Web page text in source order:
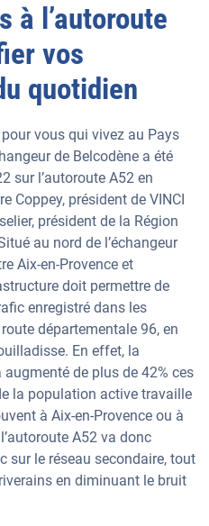
à l’autoroute
vos
quotidien
vous qui vivez au Pays
de Belcodène a été
sur l’autoroute A52 en
Coppey, président de VINCI
président de la Région
au nord de l’échangeur
Aix-en-Provence et
doit permettre de
enregistré dans les
départementale 96, en
En effet, la
de plus de 42% ces
la population active travaille
à Aix-en-Provence ou à
A52 va donc
sur le réseau secondaire, tout
en diminuant le bruit